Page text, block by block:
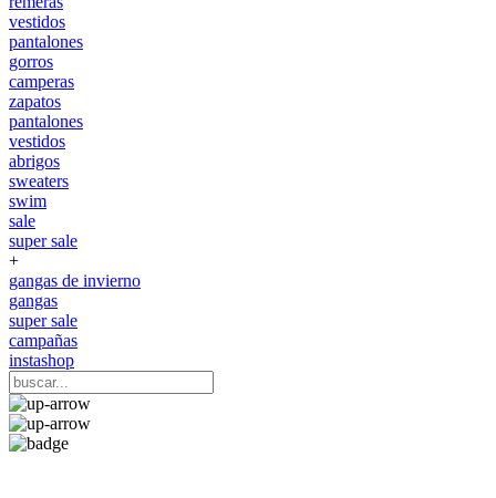
vestidos
pantalones
gorros
camperas
zapatos
pantalones
vestidos
abrigos
sweaters
swim
sale
super sale
+
gangas de invierno
gangas
super sale
campañas
instashop